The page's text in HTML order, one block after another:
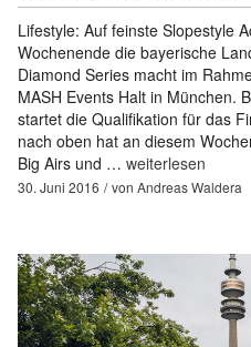
Lifestyle: Auf feinste Slopestyle
Wochenende die bayerische
Diamond Series macht im
MASH Events Halt in München.
startet die Qualifikation für das
nach oben hat an diesem
Big Airs und … weiterlesen
30. Juni 2016 von Andreas Waldera